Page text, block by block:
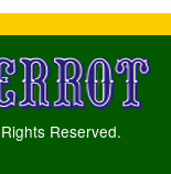
Reserved.